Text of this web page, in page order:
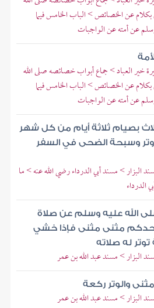
بكلام عن الخصائص > الباب الخامس فيما
عن أمته عن الواجبات
خير العباد > جماع أبواب خصائصه صلى الله
بكلام عن الخصائص > الباب الخامس فيما
عن أمته عن الواجبات
بصيام ثلاثة أيام من كل شهر
وتر وسبحة الضحى في السفر
البزار > مسند أبي الدرداء رضي الله عنه > ما
الدرداء
الله عليه وسلم عن صلاة
مثنى مثنى فإذا خشي
له صلاته
البزار > مسند عبد الله بن عمر
والوتر ركعة
البزار > مسند عبد الله بن عمر